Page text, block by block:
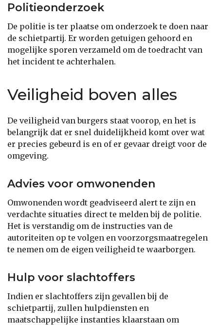
Politieonderzoek
De politie is ter plaatse om onderzoek te doen naar
de schietpartij. Er worden getuigen gehoord en
mogelijke sporen verzameld om de toedracht van
het incident te achterhalen.
Veiligheid boven alles
De veiligheid van burgers staat voorop, en het is
belangrijk dat er snel duidelijkheid komt over wat
er precies gebeurd is en of er gevaar dreigt voor de
omgeving.
Advies voor omwonenden
Omwonenden wordt geadviseerd alert te zijn en
verdachte situaties direct te melden bij de politie.
Het is verstandig om de instructies van de
autoriteiten op te volgen en voorzorgsmaatregelen
te nemen om de eigen veiligheid te waarborgen.
Hulp voor slachtoffers
Indien er slachtoffers zijn gevallen bij de
schietpartij, zullen hulpdiensten en
maatschappelijke instanties klaarstaan om